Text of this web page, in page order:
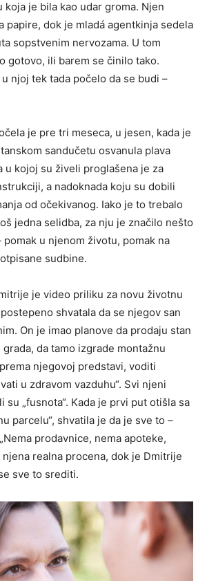
koja je bila kao udar groma. Njen
papire, dok je mladá agentkinja sedela
sopstvenim nervozama. U tom
gotovo, ili barem se činilo tako.
njoj tek tada počelo da se budi –
je pre tri meseca, u jesen, kada je
sandučetu osvanula plava
u kojoj su živeli proglašena je za
a nadoknada koju su dobili
od očekivanog. Iako je to trebalo
jedna selidba, za nju je značilo nešto
pomak u njenom životu, pomak na
sudbine.
je video priliku za novu životnu
shvatala da se njegov san
On je imao planove da prodaju stan
da tamo izgrade montažnu
njegovoj predstavi, voditi
u zdravom vazduhu“. Svi njeni
su „fusnota“. Kada je prvi put otišla sa
parcelu“, shvatila je da je sve to –
prodavnice, nema apoteke,
njena realna procena, dok je Dmitrije
sve to srediti.